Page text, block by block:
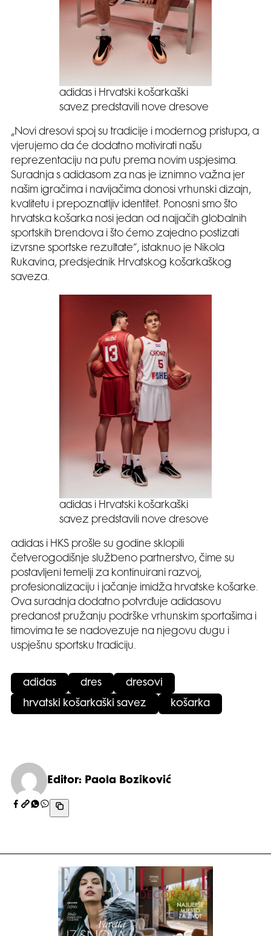
adidas i Hrvatski košarkaški
savez predstavili nove dresove
„Novi dresovi spoj su tradicije i modernog pristupa, a
vjerujemo da će dodatno motivirati našu
reprezentaciju na putu prema novim uspjesima.
Suradnja s adidasom za nas je iznimno važna jer
našim igračima i navijačima donosi vrhunski dizajn,
kvalitetu i prepoznatljiv identitet. Ponosni smo što
hrvatska košarka nosi jedan od najjačih globalnih
sportskih brendova i što ćemo zajedno postizati
izvrsne sportske rezultate“, istaknuo je Nikola
Rukavina, predsjednik Hrvatskog košarkaškog
saveza.
adidas i Hrvatski košarkaški
savez predstavili nove dresove
adidas i HKS prošle su godine sklopili
četverogodišnje službeno partnerstvo, čime su
postavljeni temelji za kontinuirani razvoj,
profesionalizaciju i jačanje imidža hrvatske košarke.
Ova suradnja dodatno potvrđuje adidasovu
predanost pružanju podrške vrhunskim sportašima i
timovima te se nadovezuje na njegovu dugu i
uspješnu sportsku tradiciju.
adidas dres dresovi
hrvatski košarkaški savez košarka
Editor: Paola Boziković